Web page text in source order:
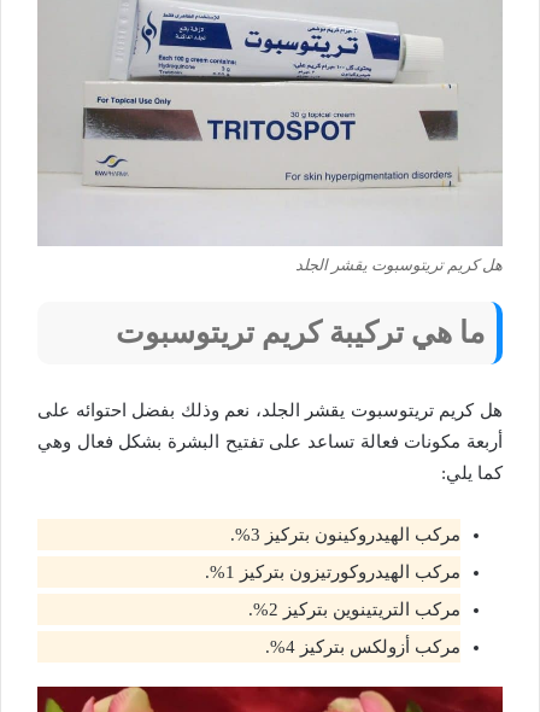
هل كريم تريتوسبوت يقشر الجلد
ما هي تركيبة كريم تريتوسبوت
هل كريم تريتوسبوت يقشر الجلد، نعم وذلك بفضل احتوائه على
أربعة مكونات فعالة تساعد على تفتيح البشرة بشكل فعال وهي
كما يلي:
مركب الهيدروكينون بتركيز 3%.
مركب الهيدروكورتيزون بتركيز 1%.
مركب التريتينوين بتركيز 2%.
مركب أزولكس بتركيز 4%.